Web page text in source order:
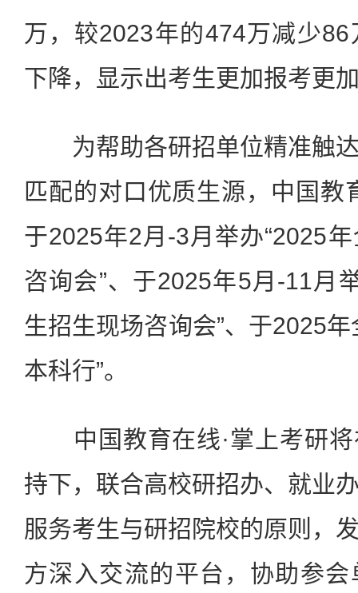
万，较2023年的474万减少
下降，显示出考生更加报考更
为帮助各研招单位精准触达
匹配的对口优质生源，中国教
于2025年2月-3月举办“2025
咨询会”、于2025年5月-11月
生招生现场咨询会”、于2025
本科行”。
中国教育在线·掌上考研将
持下，联合高校研招办、就业
服务考生与研招院校的原则，
方深入交流的平台，协助参